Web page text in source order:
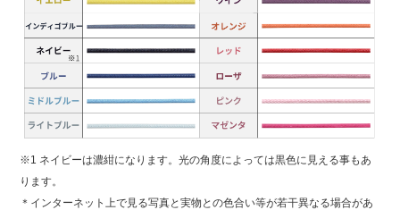
※1 ネイビーは濃紺になります。光の角度によっては黒色に見える事もあ
ります。
＊インターネット上で見る写真と実物との色合い等が若干異なる場合があ